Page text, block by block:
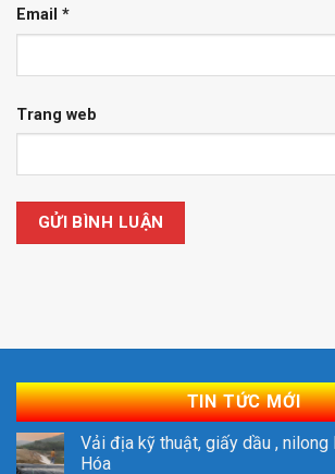
Email *
Trang web
TIN TỨC MỚI
Vải địa kỹ thuật, giấy dầu , nilong
Hóa